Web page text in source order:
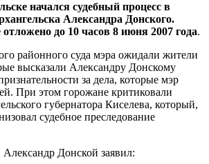
начался судебный процесс в
Александра Донского.
отложено до 10 часов 8 июня 2007 года.
районного суда мэра ожидали жители
высказали Александру Донскому
за дела, которые мэр
При этом горожане критиковали
губернатора Киселева, который,
судебное преследование
Донской заявил: